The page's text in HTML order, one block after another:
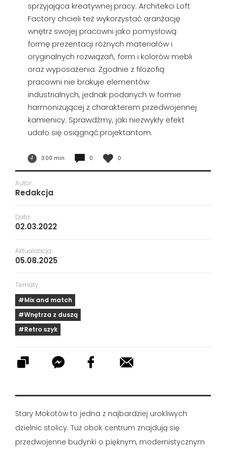
sprzyjająca kreatywnej pracy. Architekci Loft
Factory chcieli też wykorzystać aranżację
wnętrz swojej pracowni jako pomysłową
formę prezentacji różnych materiałów i
oryginalnych rozwiązań, form i kolorów mebli
oraz wyposażenia. Zgodnie z filozofią
pracowni nie brakuje elementów
industrialnych, jednak podanych w formie
harmonizującej z charakterem przedwojennej
kamienicy. Sprawdźmy, jaki niezwykły efekt
udało się osiągnąć.projektantom.
3:00 min 0 0
Stary Mokotów to jedna z najbardziej urokliwych
dzielnic stolicy. Tuż obok centrum znajdują się
przedwojenne budynki o pięknym, modernistycznym
Autor:
Redakcja
Data:
02.03.2022
Aktualizacja:
05.08.2025
Tematy:
#Mix and match
#Wnętrza z duszą
#Retro szyk